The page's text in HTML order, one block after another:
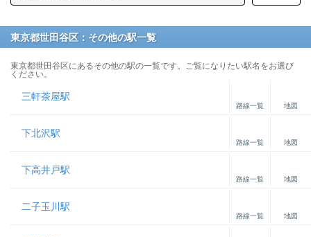
東京都世田谷区：その他の駅一覧
東京都世田谷区にあるその他の駅の一覧です。ご覧になりたい駅名をお選び
ください。
三軒茶屋駅
路線一覧 地図
下北沢駅
路線一覧 地図
下高井戸駅
路線一覧 地図
二子玉川駅
路線一覧 地図